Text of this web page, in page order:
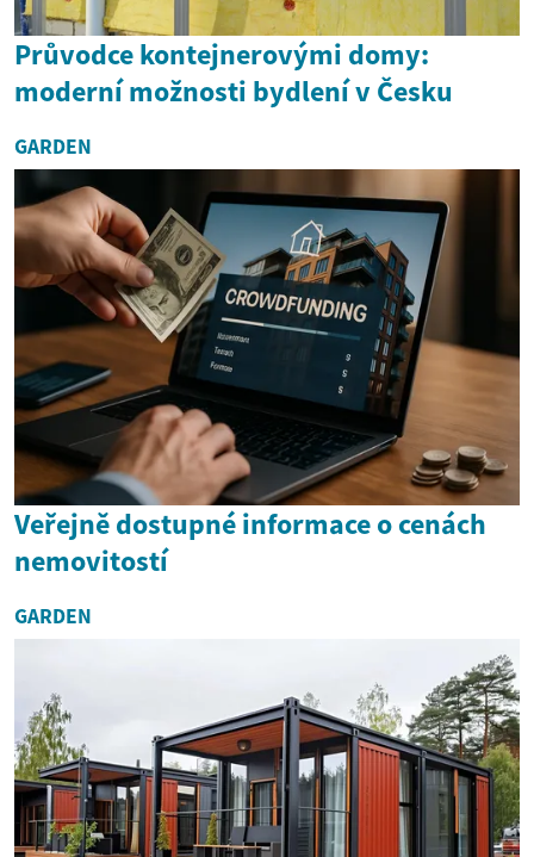
Průvodce kontejnerovými domy:
moderní možnosti bydlení v Česku
GARDEN
Veřejně dostupné informace o cenách
nemovitostí
GARDEN